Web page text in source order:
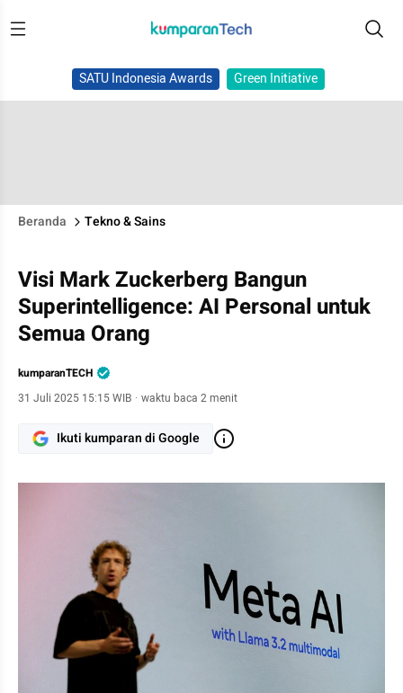
SATU Indonesia Awards Green Initiative
Beranda Tekno & Sains
Visi Mark Zuckerberg Bangun
Superintelligence: AI Personal untuk
Semua Orang
kumparanTECH
31 Juli 2025 15:15 WIB · waktu baca 2 menit
Ikuti kumparan di Google